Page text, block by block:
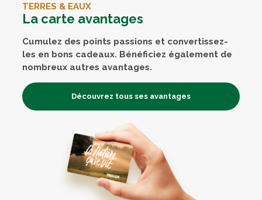
TERRES & EAUX
La carte avantages
Cumulez des points passions et convertissez-
les en bons cadeaux. Bénéficiez également de
nombreux autres avantages.
Découvrez tous ses avantages